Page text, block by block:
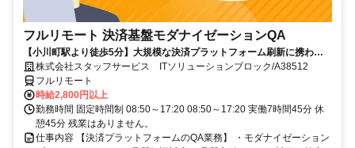
フルリモート 決済基盤モダナイゼーションQA
【小川町駅より徒歩5分】大規模な決済プラットフォーム刷新に携われ
ます。品質保証の専門性を発揮できる環境です。フルリモートで活躍で
きる案件です☆
株式会社スタッフサービス ITソリューションブロック/A38512
フルリモート
時給2,800円以上
勤務時間 固定時間制 08:50～17:20 08:50～17:20 実働7時間45分 休
憩45分 残業はありません。
仕事内容 【決済プラットフォームのQA業務】 ・モダナイゼーション